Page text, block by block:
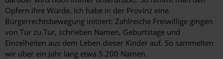
Opfern ihre Würde. Ich habe in der Provinz eine
Bürgerrechtsbewegung initiiert: Zahlreiche Freiwillige gingen
von Tür zu Tür, schrieben Namen, Geburts­tage und
Einzelheiten aus dem Leben dieser Kinder auf. So sammelten
wir über ein Jahr lang etwa 5.200 Namen.